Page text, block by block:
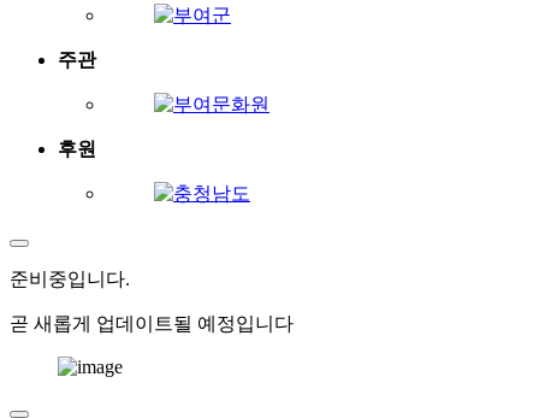
주관
후원
준비중입니다.
곧 새롭게 업데이트될 예정입니다